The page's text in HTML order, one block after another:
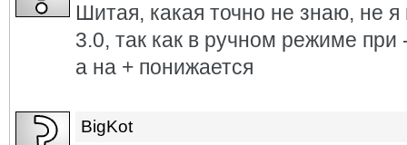
Шитая, какая точно не знаю, не
3.0, так как в ручном режиме при
а на + понижается
BigKot